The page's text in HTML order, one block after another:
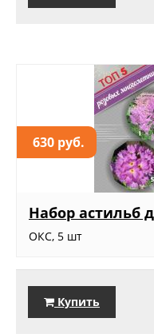
630 руб.
Набор астильб
ОКС, 5 шт
Купить